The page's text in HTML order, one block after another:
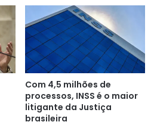
Com 4,5 milhões de
processos, INSS é o maior
litigante da Justiça
brasileira